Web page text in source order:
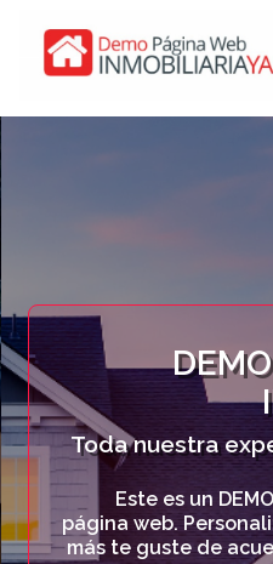
Toda nuestra
Este es un
página web.
más te guste de